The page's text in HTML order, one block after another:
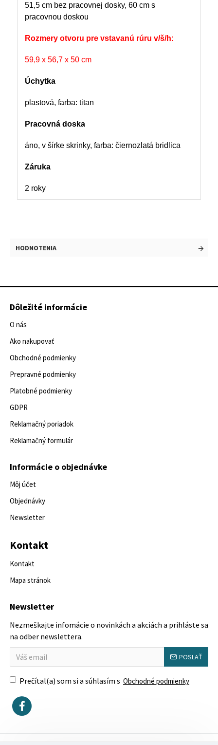
51,5 cm bez pracovnej dosky, 60 cm s
pracovnou doskou
Rozmery otvoru pre vstavanú rúru v/š/h:
59,9 x 56,7 x 50 cm
Úchytka
plastová, farba: titan
Pracovná doska
áno, v šírke skrinky, farba: čiernozlatá bridlica
Záruka
2 roky
HODNOTENIA
Dôležité informácie
O nás
Ako nakupovať
Obchodné podmienky
Prepravné podmienky
Platobné podmienky
GDPR
Reklamačný poriadok
Reklamačný formulár
Informácie o objednávke
Môj účet
Objednávky
Newsletter
Kontakt
Kontakt
Mapa stránok
Newsletter
Nezmeškajte infomácie o novinkách a akciách a prihláste sa
na odber newslettera.
POSLAŤ
Prečítal(a) som si a súhlasím s Obchodné podmienky